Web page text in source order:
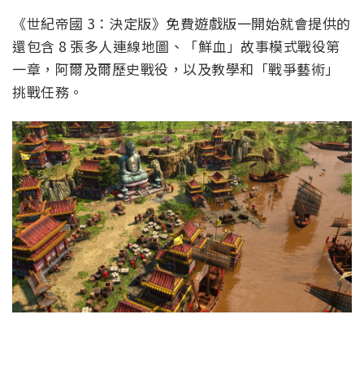
《世紀帝國 3：決定版》免費遊戲版一開始就會提供的
還包含 8 張多人連線地圖、「鮮血」故事模式戰役第
一章，阿爾及爾歷史戰役，以及教學和「戰爭藝術」
挑戰任務。